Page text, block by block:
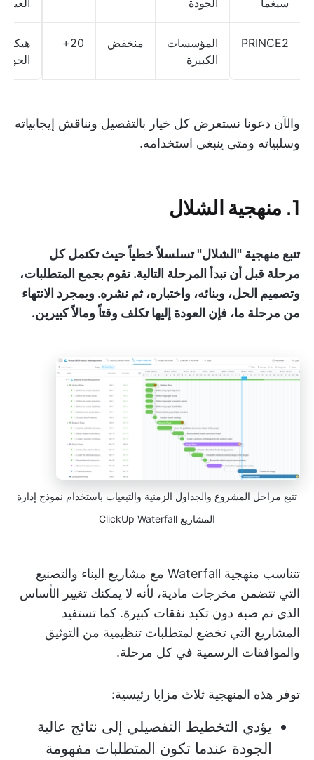
سيغما الجودة
PRINCE2
المؤسسات
الكبيرة
منخفض 20+
هيكل
والآن دعونا نستعرض كل خيار بالتفصيل ونناقش إيجابياته
وسلبياته ومتى ينبغي استخدامه.
1. منهجية الشلال
تتبع منهجية "الشلال" تسلسلاً خطياً حيث تكتمل كل
مرحلة قبل أن تبدأ المرحلة التالية. تقوم بجمع المتطلبات،
وتصميم الحل، وبنائه، واختباره، ثم نشره. وبمجرد الانتهاء
من مرحلة ما، فإن العودة إليها تكلف وقتاً ومالاً كبيرين.
تتبع مراحل المشروع والجداول الزمنية والتبعيات باستخدام نموذج إدارة
المشاريع ClickUp Waterfall
تتناسب منهجية Waterfall مع مشاريع البناء والتصنيع
التي تتضمن مخرجات مادية، لأنه لا يمكنك تغيير الأساس
الذي تم صبه دون تكبد نفقات كبيرة. كما تستفيد
المشاريع التي تخضع لمتطلبات تنظيمية من التوثيق
والموافقات الرسمية في كل مرحلة.
توفر هذه المنهجية ثلاث مزايا رئيسية:
يؤدي التخطيط التفصيلي إلى نتائج عالية
الجودة عندما تكون المتطلبات مفهومة